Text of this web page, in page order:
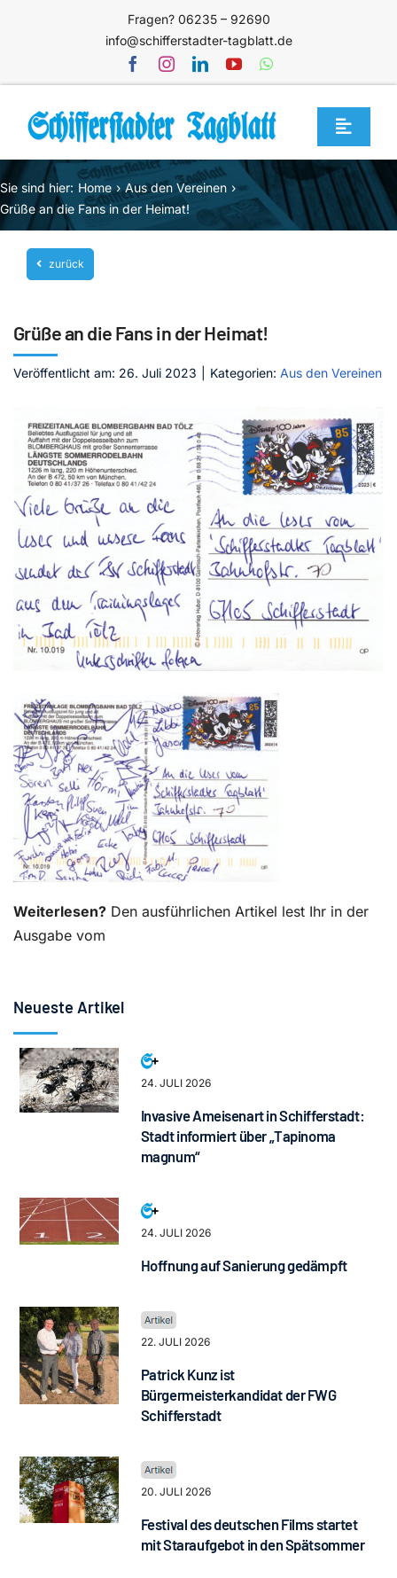
Fragen? 06235 – 92690
info@schifferstadter-tagblatt.de
Toggle
Home
Themen
Blog
Unternehmen
Mediathek
Kontakt
Sie sind hier: Home
Aus den Vereinen
Grüße an die Fans in der Heimat!
zurück
Grüße an die Fans in der Heimat!
Veröffentlicht am: 26. Juli 2023 Kategorien: Aus den Vereinen
Weiterlesen? Den ausführlichen Artikel lest Ihr in der
Ausgabe vom
Neueste Artikel
24. JULI 2026
Invasive Ameisenart in Schifferstadt:
Stadt informiert über „Tapinoma
magnum“
24. JULI 2026
Hoffnung auf Sanierung gedämpft
22. JULI 2026
Patrick Kunz ist
Bürgermeisterkandidat der FWG
Schifferstadt
20. JULI 2026
Festival des deutschen Films startet
mit Staraufgebot in den Spätsommer